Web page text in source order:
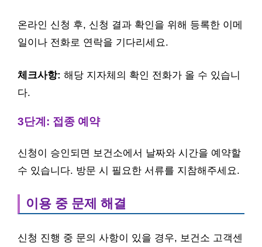
온라인 신청 후, 신청 결과 확인을 위해 등록한 이메
일이나 전화로 연락을 기다리세요.
체크사항: 해당 지자체의 확인 전화가 올 수 있습니
다.
3단계: 접종 예약
신청이 승인되면 보건소에서 날짜와 시간을 예약할
수 있습니다. 방문 시 필요한 서류를 지참해주세요.
이용 중 문제 해결
신청 진행 중 문의 사항이 있을 경우, 보건소 고객센